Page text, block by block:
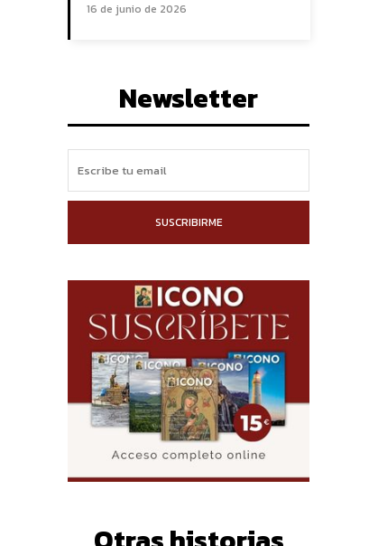
16 de junio de 2026
Newsletter
SUSCRIBIRME